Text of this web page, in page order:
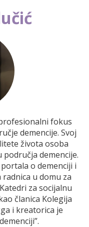
fokus
demencije. Svoj
života osoba
demencije.
o demenciji i
u domu za
za socijalnu
članica Kolegija
i kreatorica je